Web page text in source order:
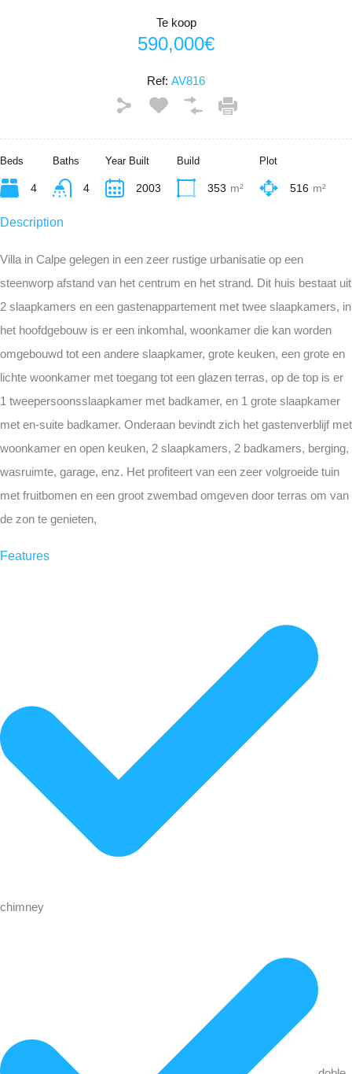
Te koop
590,000€
Ref: AV816
Beds
4
Baths
4
Year Built
2003
Build
353 m²
Plot
516 m²
Description
Villa in Calpe gelegen in een zeer rustige urbanisatie op een
steenworp afstand van het centrum en het strand. Dit huis bestaat uit
2 slaapkamers en een gastenappartement met twee slaapkamers, in
het hoofdgebouw is er een inkomhal, woonkamer die kan worden
omgebouwd tot een andere slaapkamer, grote keuken, een grote en
lichte woonkamer met toegang tot een glazen terras, op de top is er
1 tweepersoonsslaapkamer met badkamer, en 1 grote slaapkamer
met en-suite badkamer. Onderaan bevindt zich het gastenverblijf met
woonkamer en open keuken, 2 slaapkamers, 2 badkamers, berging,
wasruimte, garage, enz. Het profiteert van een zeer volgroeide tuin
met fruitbomen en een groot zwembad omgeven door terras om van
de zon te genieten,
Features
chimney